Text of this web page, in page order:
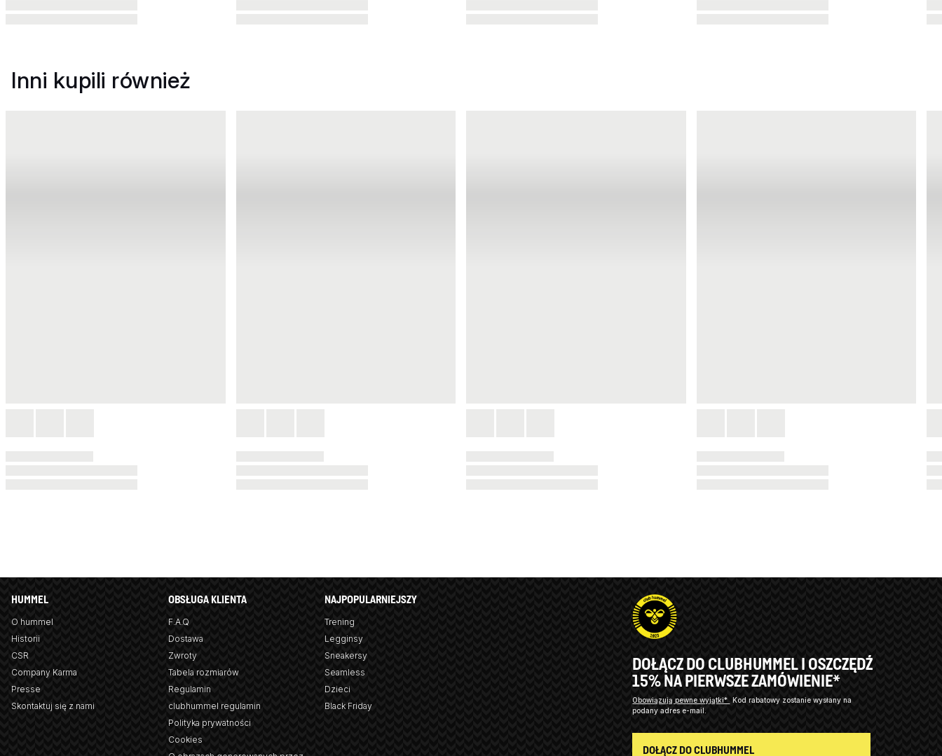
Inni kupili również
HUMMEL
O hummel
Historii
CSR
Company Karma
Presse
Skontaktuj się z nami
OBSŁUGA KLIENTA
F.A.Q
Dostawa
Zwroty
Tabela rozmiarów
Regulamin
clubhummel regulamin
Polityka prywatności
Cookies
NAJPOPULARNIEJSZY
Trening
Legginsy
Sneakersy
Seamless
Dzieci
Black Friday
DOŁĄCZ DO CLUBHUMMEL I OSZCZĘDŹ
15% NA PIERWSZE ZAMÓWIENIE*
Obowiązują pewne wyjątki*
Kod rabatowy zostanie wysłany na
podany adres e-mail.
DOŁĄCZ DO CLUBHUMMEL